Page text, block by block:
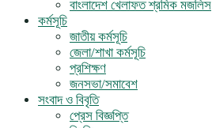
বাংলাদেশ খেলাফত শ্রমিক মজলিস
কর্মসূচি
জাতীয় কর্মসূচি
জেলা/শাখা কর্মসূচি
প্রশিক্ষণ
জনসভা/সমাবেশ
সংবাদ ও বিবৃতি
প্রেস বিজ্ঞপ্তি